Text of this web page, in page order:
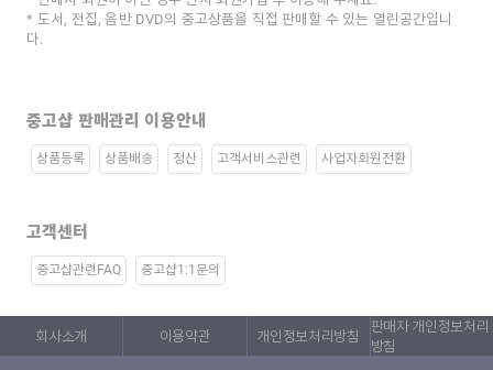
도서, 전집, 음반 DVD의 중고상품을 직접 판매할 수 있는 열린공간입니
다.
중고샵 판매관리 이용안내
상품등록 상품배송 정산 고객서비스관련 사업자회원전환
고객센터
중고샵관련FAQ 중고샵1:1문의
회사소개 이용약관 개인정보처리방침
판매자 개인정보처리
방침